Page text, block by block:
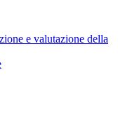
e valutazione della